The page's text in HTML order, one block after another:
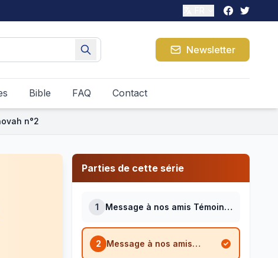
Newsletter
Bible FAQ Contact
n°2
Parties de cette série
1
Message à nos amis Témoins
2
Message à nos amis